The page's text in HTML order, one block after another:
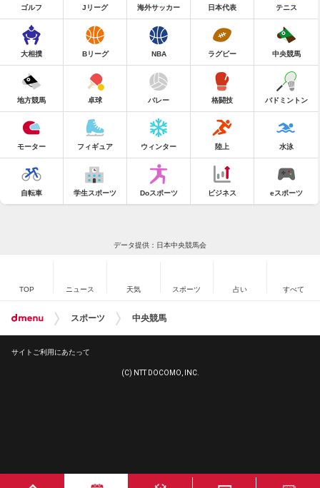
ゴルフ Jリーグ 海外サッカー 日本代表 テニス
大相撲 Bリーグ NBA ラグビー 中央競馬
地方競馬 卓球 バレー 格闘技 バドミントン
モーター フィギュア ウィンター 陸上 水泳
自転車 学生スポーツ Doスポーツ ビジネス eスポーツ
データ提供：日本中央競馬会
TOP ニュース 天気 スポーツ 占い すべて
スポーツ 中央競馬
サイトご利用にあたって
(C) NTT DOCOMO, INC.